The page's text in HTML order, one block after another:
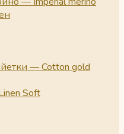
— Cotton gold
Soft